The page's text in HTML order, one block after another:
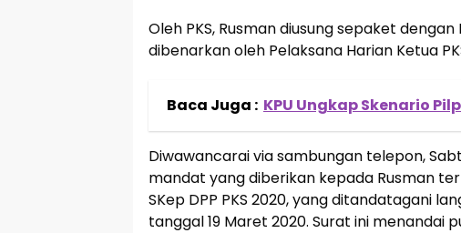
Oleh PKS, Rusman diusung sepaket
dibenarkan oleh Pelaksana Harian Ketua
Baca Juga : KPU Ungkap Skenario
Diwawancarai via sambungan telepon,
mandat yang diberikan kepada Rusman
SKep DPP PKS 2020, yang ditandatagani
tanggal 19 Maret 2020. Surat ini menandai